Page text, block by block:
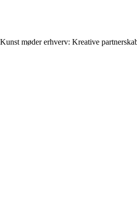
Kunst møder erhverv: Kreative